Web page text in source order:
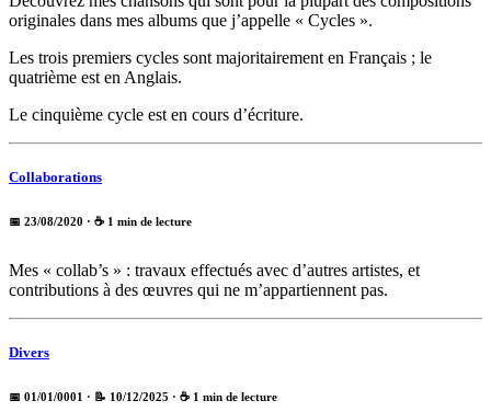
originales dans mes albums que j’appelle « Cycles ».
Les trois premiers cycles sont majoritairement en Français ; le
quatrième est en Anglais.
Le cinquième cycle est en cours d’écriture.
Collaborations
📅 23/08/2020 · ☕ 1 min de lecture
Mes « collab’s » : travaux effectués avec d’autres artistes, et
contributions à des œuvres qui ne m’appartiennent pas.
Divers
📅 01/01/0001 · 📝 10/12/2025 · ☕ 1 min de lecture